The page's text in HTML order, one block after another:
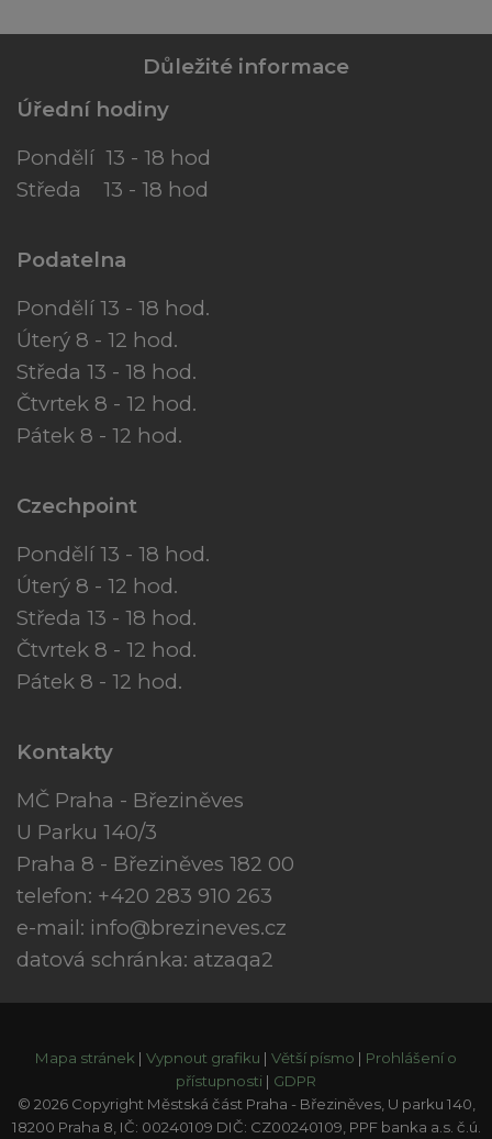
Důležité informace
Úřední hodiny
Pondělí 13 - 18 hod
Středa 13 - 18 hod
Podatelna
Pondělí 13 - 18 hod.
Úterý 8 - 12 hod.
Středa 13 - 18 hod.
Čtvrtek 8 - 12 hod.
Pátek 8 - 12 hod.
Czechpoint
Pondělí 13 - 18 hod.
Úterý 8 - 12 hod.
Středa 13 - 18 hod.
Čtvrtek 8 - 12 hod.
Pátek 8 - 12 hod.
Kontakty
MČ Praha - Březiněves
U Parku 140/3
Praha 8 - Březiněves 182 00
telefon: +420 283 910 263
e-mail: info@brezineves.cz
datová schránka: atzaqa2
Mapa stránek | Vypnout grafiku | Větší písmo | Prohlášení o
přístupnosti | GDPR
© 2026 Copyright Městská část Praha - Březiněves, U parku 140,
18200 Praha 8, IČ: 00240109 DIČ: CZ00240109, PPF banka a.s. č.ú.